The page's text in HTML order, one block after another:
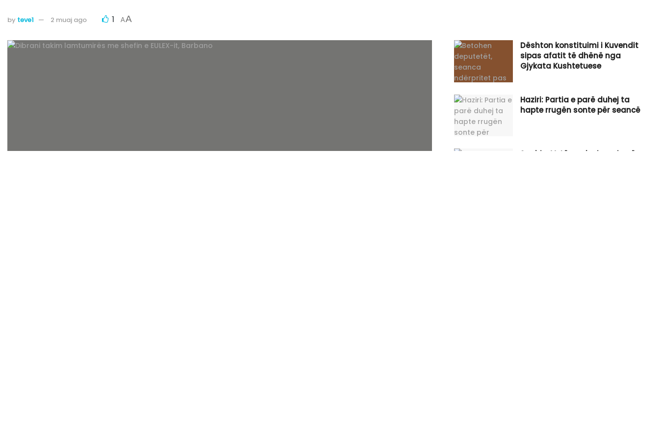
by teve1 2 muaj ago 1 AA
Dështon konstituimi i Kuvendit
sipas afatit të dhënë nga
Gjykata Kushtetuese
Haziri: Partia e parë duhej ta
hapte rrugën sonte për seancë
Spahiu: Vetëvendosje po ia vë